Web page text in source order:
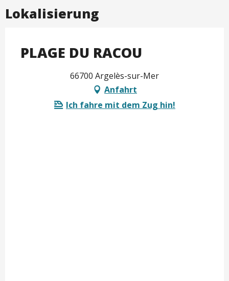
Lokalisierung
PLAGE DU RACOU
66700 Argelès-sur-Mer
Anfahrt
Ich fahre mit dem Zug hin!